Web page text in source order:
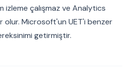
izleme çalışmaz ve Analytics
olur. Microsoft'un UET'i benzer
getirmiştir.